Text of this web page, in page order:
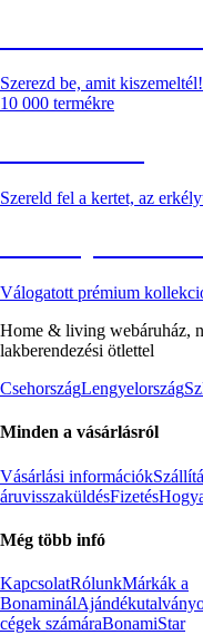
Szerezd be, amit
10 000 termékre
Szereld fel a kertet, az
Válogatott prémium
Home & living webáruház,
lakberendezési ötlettel
CsehországLengyelország
Minden a vásárlásról
Vásárlási információk
áruvisszaküldésFizetés
Még több infó
KapcsolatRólunkMárkák a
Bonaminál
cégek számáraBonamiStar